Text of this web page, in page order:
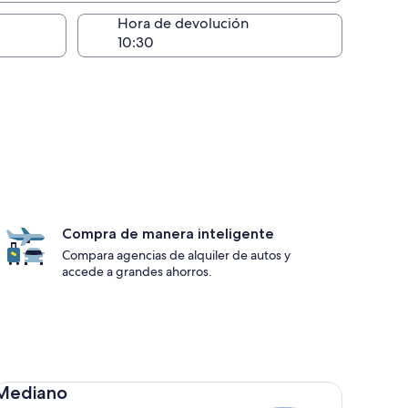
de la entrega
Hora de devolución
Compra de manera inteligente
Compara agencias de alquiler de autos y
accede a grandes ahorros.
Toyota Corolla